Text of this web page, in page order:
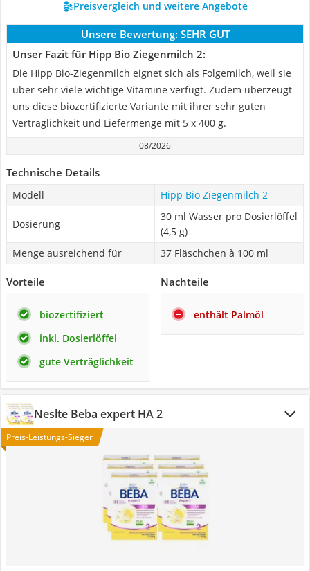
Preisvergleich und weitere Angebote
Unsere Bewertung: SEHR GUT
Unser Fazit für Hipp Bio Ziegenmilch 2:
Die Hipp Bio-Ziegenmilch eignet sich als Folgemilch, weil sie
über sehr viele wichtige Vitamine verfügt. Zudem überzeugt
uns diese biozertifizierte Variante mit ihrer sehr guten
Verträglichkeit und Liefermenge mit 5 x 400 g.
08/2026
Technische Details
Modell Hipp Bio Ziegenmilch 2
Dosierung
30 ml Wasser pro Dosierlöffel
(4,5 g)
Menge ausreichend für
37 Fläschchen à 100 ml
Vorteile
biozertifiziert
inkl. Dosierlöffel
gute Verträglichkeit
Nachteile
enthält Palmöl
Neslte Beba expert HA 2
Preis-Leistungs-Sieger